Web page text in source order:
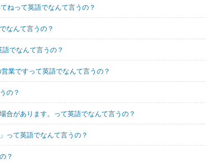
ねって英語でなんて言うの？
なんて言うの？
でなんて言うの？
業ですって英語でなんて言うの？
の？
があります。って英語でなんて言うの？
って英語でなんて言うの？
？